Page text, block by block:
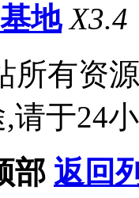
地 X3.4
所有资
请于24
部 返回